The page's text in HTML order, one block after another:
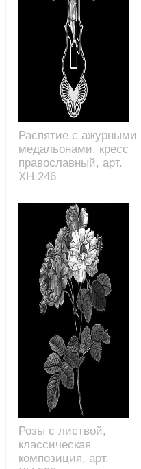
Распятие с ажурными
медальонами, кресс
православный, арт.
XH.246
Розы с листвой,
классическая
композиция, арт.